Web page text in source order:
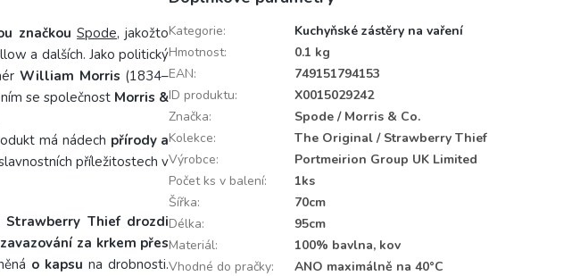
značkou Spode, jakožto
a dalších. Jako politický
William Morris (1834–
se společnost Morris &
má nádech přírody a
příležitostech v
Strawberry Thief drozdi
zavazování za krkem přes
o kapsu na drobnosti.
Kategorie:
Kuchyňské zástěry na vaření
Hmotnost:
0.1 kg
EAN:
749151794153
ID produktu:
X0015029242
Značka:
Spode / Morris & Co.
Kolekce:
The Original / Strawberry Thief
Výrobce:
Portmeirion Group UK Limited
Počet ks v balení:
1ks
Šířka:
70cm
Délka:
95cm
Materiál:
100% bavlna, kov
Vhodné do pračky:
ANO maximálně na 40°C